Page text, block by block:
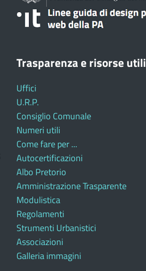
Trasparenza e risorse utili
Uffici
U.R.P.
Consiglio Comunale
Numeri utili
Come fare per ...
Autocertificazioni
Albo Pretorio
Amministrazione Trasparente
Modulistica
Regolamenti
Strumenti Urbanistici
Associazioni
Galleria immagini